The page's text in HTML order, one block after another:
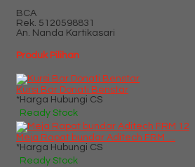
BCA
Rek. 5120598831
An. Nanda Kartikasari
Produk Pilihan
Kursi Bar Donati Benstar
*Harga Hubungi CS
Ready Stock
Meja Rapat bundar Aditech FRM ....
*Harga Hubungi CS
Ready Stock